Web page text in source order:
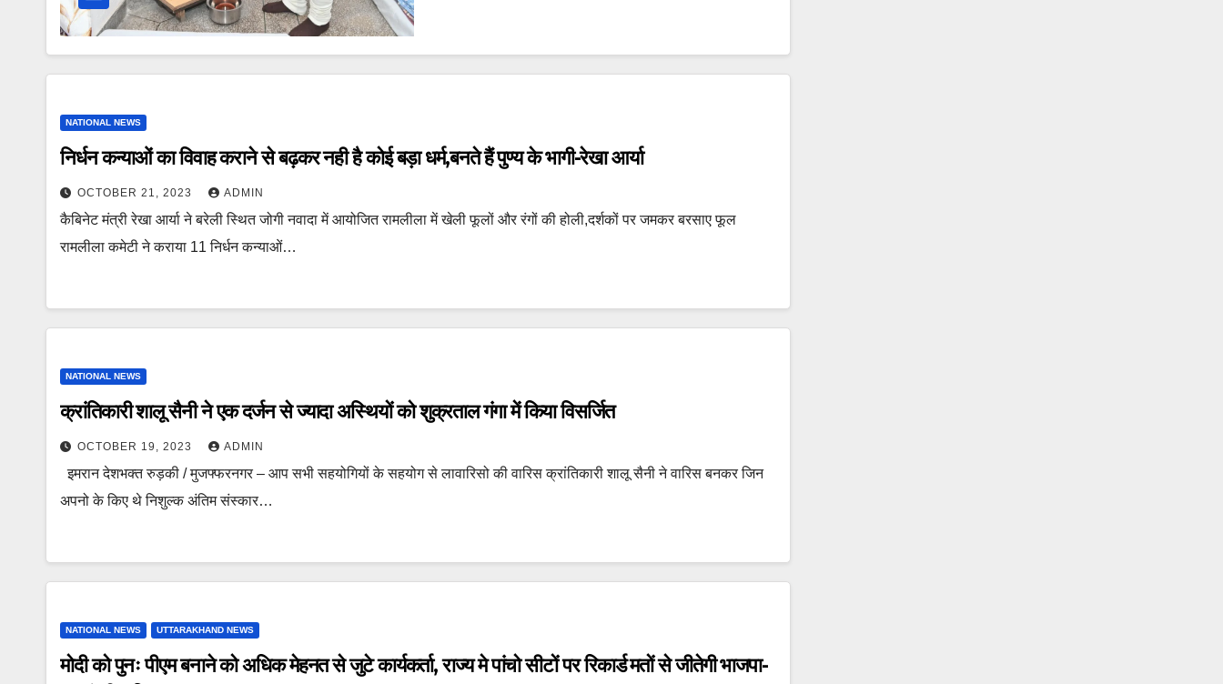
NATIONAL NEWS
निर्धन कन्याओं का विवाह कराने से बढ़कर नही है कोई बड़ा धर्म,बनते हैं पुण्य के भागी-रेखा आर्या
OCTOBER 21, 2023 ADMIN
कैबिनेट मंत्री रेखा आर्या ने बरेली स्थित जोगी नवादा में आयोजित रामलीला में खेली फूलों और रंगों की होली,दर्शकों पर जमकर बरसाए फूल
रामलीला कमेटी ने कराया 11 निर्धन कन्याओं…
NATIONAL NEWS
क्रांतिकारी शालू सैनी ने एक दर्जन से ज्यादा अस्थियों को शुक्रताल गंगा में किया विसर्जित
OCTOBER 19, 2023 ADMIN
इमरान देशभक्त रुड़की / मुजफ्फरनगर – आप सभी सहयोगियों के सहयोग से लावारिसो की वारिस क्रांतिकारी शालू सैनी ने वारिस बनकर जिन
अपनो के किए थे निशुल्क अंतिम संस्कार…
NATIONAL NEWS UTTARAKHAND NEWS
मोदी को पुनः पीएम बनाने को अधिक मेहनत से जुटे कार्यकर्ता, राज्य मे पांचो सीटों पर रिकार्ड मतों से जीतेगी भाजपा-